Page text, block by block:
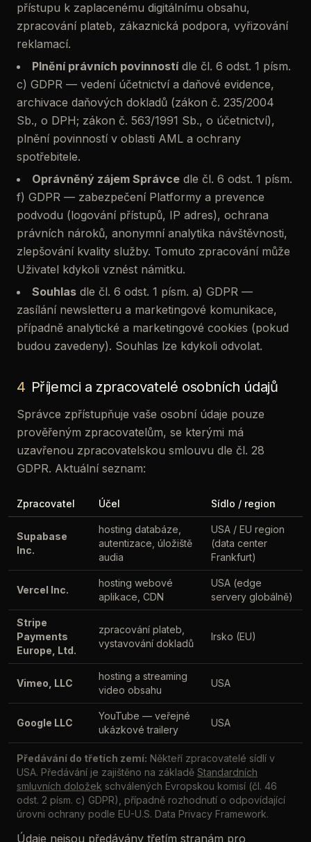
přístupu k zaplacenému digitálnímu obsahu,
zpracování plateb, zákaznická podpora, vyřizování
reklamací.
Plnění právních povinnostídle čl. 6 odst. 1 písm.
c) GDPR — vedení účetnictví a daňové evidence,
archivace daňových dokladů (zákon č. 235/2004
Sb., o DPH; zákon č. 563/1991 Sb., o účetnictví),
plnění povinností v oblasti AML a ochrany
spotřebitele.
Oprávněný zájem Správce dle čl. 6 odst. 1 písm.
f) GDPR — zabezpečení Platformy a prevence
podvodu (logování přístupů, IP adres), ochrana
právních nároků, anonymní analytika návštěvnosti,
zlepšování kvality služby. Tomuto zpracování může
Uživatel kdykoli vznést námitku.
Souhlas dle čl. 6 odst. 1 písm. a) GDPR —
zasílání newsletteru a marketingové komunikace,
případně analytické a marketingové cookies (pokud
budou zavedeny). Souhlas lze kdykoli odvolat.
4 Příjemci a zpracovatelé osobních údajů
Správce zpřístupňuje vaše osobní údaje pouze
prověřeným zpracovatelům, se kterými má
uzavřenou zpracovatelskou smlouvu dle čl. 28
GDPR. Aktuální seznam:
Zpracovatel Účel Sídlo / region
Supabase
Inc.
hosting databáze,
autentizace, úložiště
audia
USA / EU region
(data center
Frankfurt)
Vercel Inc.
hosting webové
aplikace, CDN
USA (edge
servery globálně)
Stripe
Payments
Europe, Ltd.
zpracování plateb,
vystavování dokladů
Irsko (EU)
Vimeo, LLC
hosting a streaming
video obsahu
USA
Google LLC
YouTube — veřejné
ukázkové trailery
USA
Předávání do třetích zemí: Někteří zpracovatelé sídlí v
USA. Předávání je zajištěno na základě Standardních
smluvních doložek schválených Evropskou komisí (čl. 46
odst. 2 písm. c) GDPR), případně rozhodnutí o odpovídající
úrovni ochrany podle EU-U.S. Data Privacy Framework.
Údaje nejsou předávány třetím stranám pro